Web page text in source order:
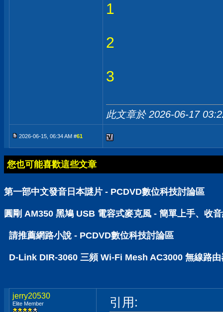
1
2
3
此文章於 2026-06-17
2026-06-15, 06:34 AM #61
您也可能喜歡這些文章
第一部中文發音日本謎片 - PCDVD數位科技討論區
圓剛 AM350 黑鳩 USB 電容式麥克風 - 簡單上手、收
請推薦網路小說 - PCDVD數位科技討論區
D-Link DIR-3060 三頻 Wi-Fi Mesh AC3000 無線路
jerry20530
Elite Member 引用: